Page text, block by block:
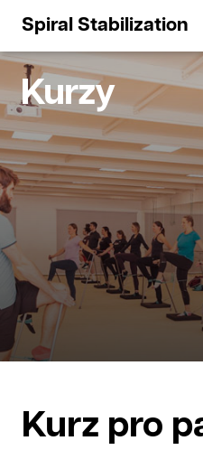
Spiral Stabilization
Kurzy
Kurz pro